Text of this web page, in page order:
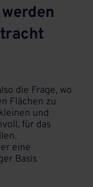
die Frage, wo
Flächen zu
und
für das
eine
Basis